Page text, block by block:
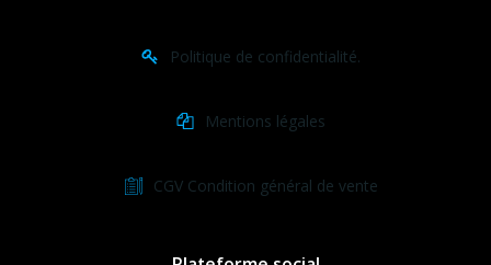
Politique de confidentialité.
Mentions légales
CGV Condition général de vente